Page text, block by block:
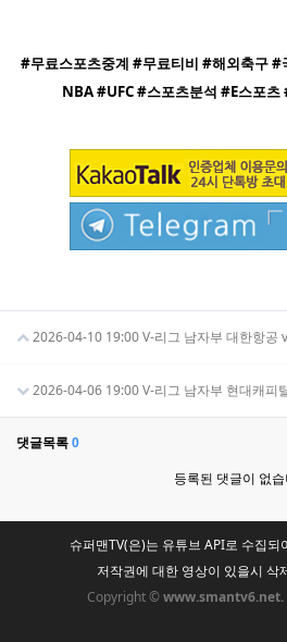
#무료스포츠중계 #무료티비 #해외축구
NBA #UFC #스포츠분석 #E스포
2026-04-10 19:00 V-리그 남자부 대한항공
2026-04-06 19:00 V-리그 남자부 현대캐피
댓글목록 0
등록된 댓글이 없
슈퍼맨TV(은)는 유튜브 API로 수집되
저작권에 대한 영상이 있을시 삭
Copyright ©www.smantv6.net.